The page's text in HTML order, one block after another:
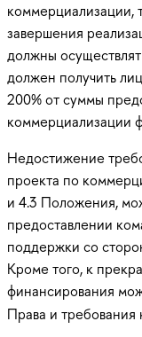
коммерциализации,
завершения
должны
должен получить
200% от суммы
коммерциализации
Недостижение
проекта по
и 4.3 Положения,
предоставлении
поддержки со
Кроме того, к
финансирования
Права и